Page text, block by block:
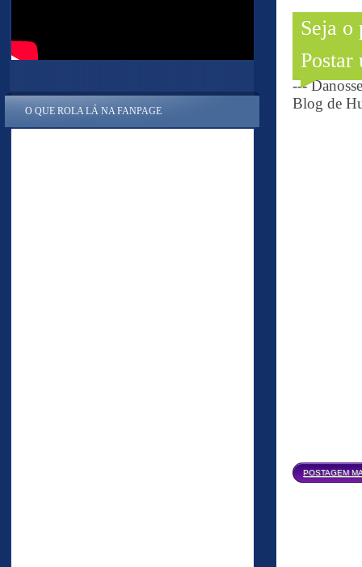
Seja o
Postar
---
Blog de
POSTAGEM
O QUE ROLA LÁ NA FANPAGE